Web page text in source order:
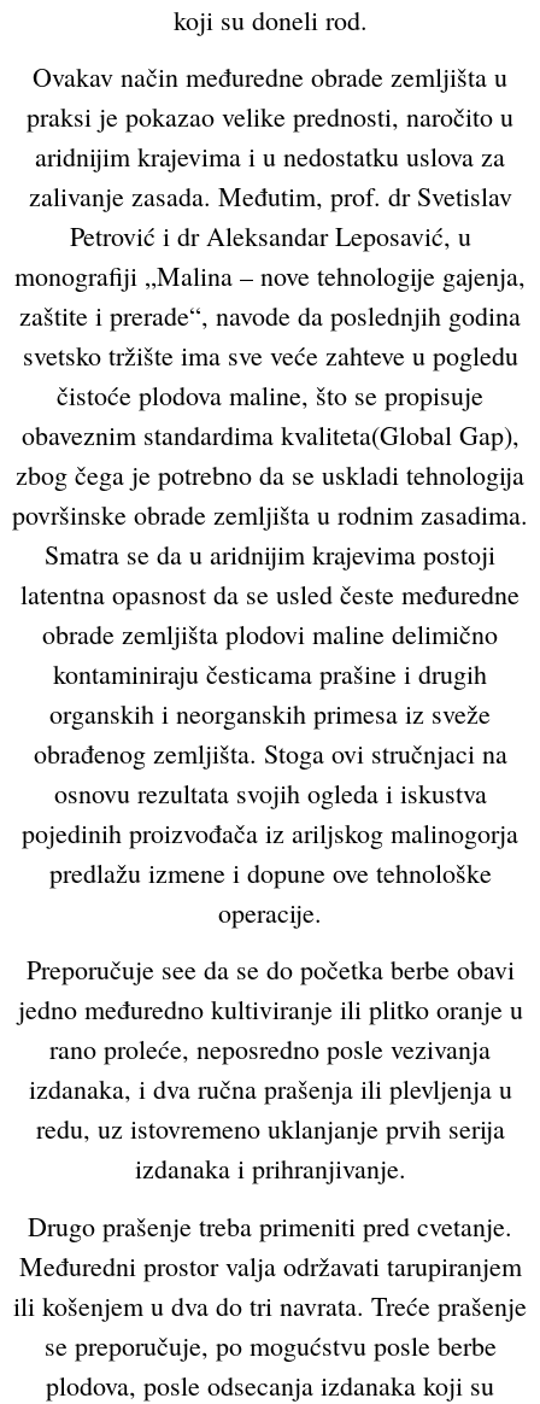
koji su doneli rod.
Ovakav način međuredne obrade zemljišta u
praksi je pokazao velike prednosti, naročito u
aridnijim krajevima i u nedostatku uslova za
zalivanje zasada. Međutim, prof. dr Svetislav
Petrović i dr Aleksandar Leposavić, u
monografiji „Malina – nove tehnologije gajenja,
zaštite i prerade“, navode da poslednjih godina
svetsko tržište ima sve veće zahteve u pogledu
čistoće plodova maline, što se propisuje
obaveznim standardima kvaliteta(Global Gap),
zbog čega je potrebno da se uskladi tehnologija
površinske obrade zemljišta u rodnim zasadima.
Smatra se da u aridnijim krajevima postoji
latentna opasnost da se usled česte međuredne
obrade zemljišta plodovi maline delimično
kontaminiraju česticama prašine i drugih
organskih i neorganskih primesa iz sveže
obrađenog zemljišta. Stoga ovi stručnjaci na
osnovu rezultata svojih ogleda i iskustva
pojedinih proizvođača iz ariljskog malinogorja
predlažu izmene i dopune ove tehnološke
operacije.
Preporučuje see da se do početka berbe obavi
jedno međuredno kultiviranje ili plitko oranje u
rano proleće, neposredno posle vezivanja
izdanaka, i dva ručna prašenja ili plevljenja u
redu, uz istovremeno uklanjanje prvih serija
izdanaka i prihranjivanje.
Drugo prašenje treba primeniti pred cvetanje.
Međuredni prostor valja održavati tarupiranjem
ili košenjem u dva do tri navrata. Treće prašenje
se preporučuje, po mogućstvu posle berbe
plodova, posle odsecanja izdanaka koji su